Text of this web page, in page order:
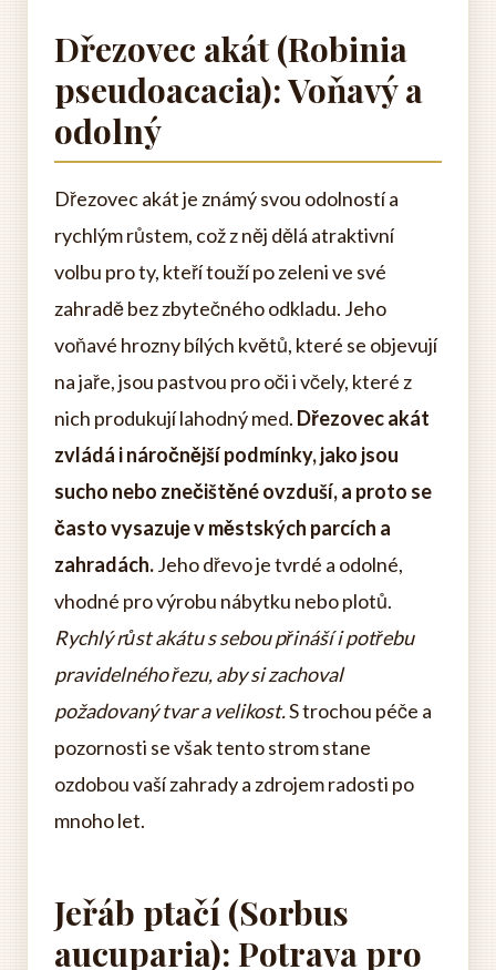
Dřezovec akát (Robinia
pseudoacacia): Voňavý a
odolný
Dřezovec akát je známý svou odolností a
rychlým růstem, což z něj dělá atraktivní
volbu pro ty, kteří touží po zeleni ve své
zahradě bez zbytečného odkladu. Jeho
voňavé hrozny bílých květů, které se objevují
na jaře, jsou pastvou pro oči i včely, které z
nich produkují lahodný med. Dřezovec akát
zvládá i náročnější podmínky, jako jsou
sucho nebo znečištěné ovzduší, a proto se
často vysazuje v městských parcích a
zahradách.Jeho dřevo je tvrdé a odolné,
vhodné pro výrobu nábytku nebo plotů.
Rychlý růst akátu s sebou přináší i potřebu
pravidelného řezu, aby si zachoval
požadovaný tvar a velikost.S trochou péče a
pozornosti se však tento strom stane
ozdobou vaší zahrady a zdrojem radosti po
mnoho let.
Jeřáb ptačí (Sorbus
aucuparia): Potrava pro